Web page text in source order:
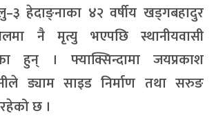
हेदाङ्नाका ४२ वर्षीय खड्गबहादुर
नै मृत्यु भएपछि स्थानीयवासी
हुन् । फ्याक्सिन्दामा जयप्रकाश
ड्याम साइड निर्माण तथा सरुङ
छ ।